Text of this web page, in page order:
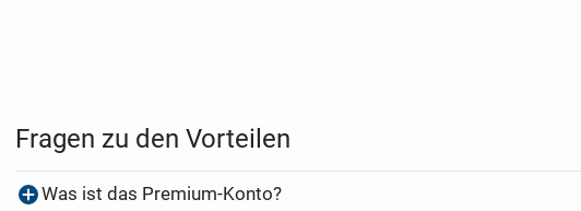
Fragen zu den Vorteilen
Was ist das Premium-Konto?